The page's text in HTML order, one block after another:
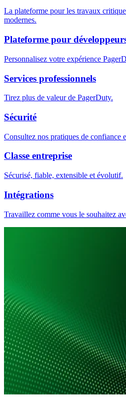
La plateforme pour les travaux
modernes.
Plateforme pour
Personnalisez votre expérience
Services professionnels
Tirez plus de valeur de PagerDuty.
Sécurité
Consultez nos pratiques de confiance
Classe entreprise
Sécurisé, fiable, extensible et évolutif.
Intégrations
Travaillez comme vous le souhaitez